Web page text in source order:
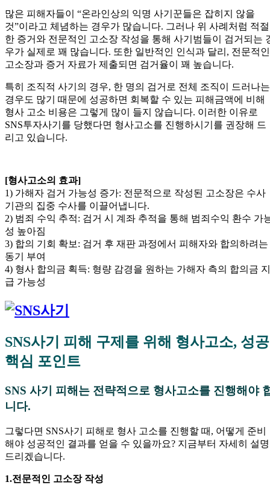
많은 피해자들이 “온라인상의 익명 사기꾼들은 잡히지 않을
것”이라고 체념하는 경우가 많습니다. 그러나 위 사례처럼 적절
한 증거와 전문적인 고소장 작성을 통해 사기범들이 검거되는
우가 실제로 꽤 많습니다. 또한 일반적인 인식과 달리, 전문적인
고소장과 증거 자료가 제출되면 검거율이 꽤 높습니다.
특히 조직적 사기의 경우, 한 명의 검거로 전체 조직이 드러나는
경우도 많기 때문에 성공하면 회복할 수 있는 피해금액에 비해
형사 고소 비용은 그렇게 많이 들지 않습니다. 이러한 이유로
SNS투자사기를 당했다면 형사고소를 진행하시기를 권장해 드
리고 있습니다.
[형사고소의 효과]
1) 가해자 검거 가능성 증가: 전문적으로 작성된 고소장은 수사
기관의 집중 수사를 이끌어냅니다.
2) 범죄 수익 추적: 검거 시 계좌 추적을 통해 범죄수익 환수 가
성 높아짐
3) 합의 기회 확보: 검거 후 재판 과정에서 피해자와 합의하려는
동기 부여
4) 형사 합의금 획득: 형량 감경을 원하는 가해자 측의 합의금 지
급 가능성
SNS사기 피해 구제를 위해 형사고소, 성공
핵심 포인트
SNS 사기 피해는 전략적으로 형사고소를 진행해야
니다.
그렇다면 SNS사기 피해로 형사 고소를 진행할 때, 어떻게 준비
해야 성공적인 결과를 얻을 수 있을까요? 지금부터 자세히 설명
드리겠습니다.
1.전문적인 고소장 작성